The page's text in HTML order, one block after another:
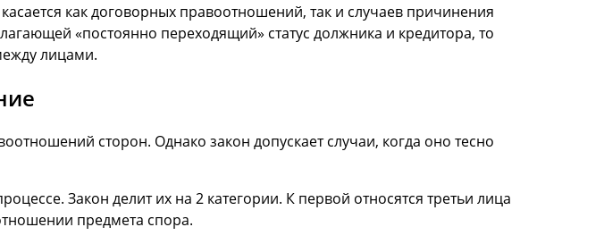
как договорных правоотношений, так и случаев причинения
«постоянно переходящий» статус должника и кредитора, то
лицами.
сторон. Однако закон допускает случаи, когда оно тесно
Закон делит их на 2 категории. К первой относятся третьи лица
предмета спора.